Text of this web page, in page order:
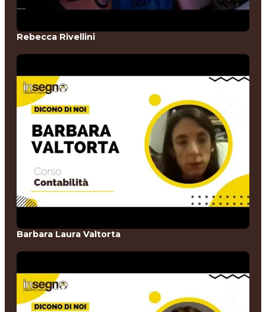
Rebecca Rivellini
Barbara Laura Valtorta